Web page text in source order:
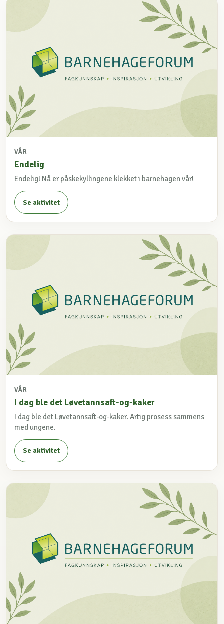
VÅR
Endelig
Endelig! Nå er påskekyllingene klekket i barnehagen vår!
Se aktivitet
VÅR
I dag ble det Løvetannsaft-og-kaker
I dag ble det Løvetannsaft-og-kaker. Artig prosess sammens
med ungene.
Se aktivitet